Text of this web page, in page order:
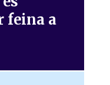
feina a